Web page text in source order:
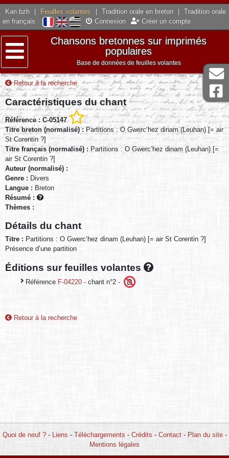
Kan.bzh Feuilles volantes Tradition orale en breton
Tradition orale
en français
Connexion Créer un compte
Menu
Chansons bretonnes sur imprimés
populaires
Base de données de feuilles volantes
Retour à la recherche
Caractéristiques du chant
Référence : C-05147
Titre breton (normalisé) :Partitions : O Gwerc’hez dinam (Leuhan) [= air
St Corentin ?]
Titre français (normalisé) : Partitions : O Gwerc’hez dinam (Leuhan) [=
air St Corentin ?]
Auteur (normalisé) :
Genre : Divers
Langue : Breton
Résumé :
Thèmes :
Détails du chant
Titre : Partitions : O Gwerc’hez dinam (Leuhan) [= air St Corentin ?]
Présence d’une partition
Éditions sur feuilles volantes
Référence F-04220 - chant n°2 -
Retour à la recherche
Quoi de neuf ?- Liens - Téléchargements - Crédits - Contact- Plan du site-
Mentions légales